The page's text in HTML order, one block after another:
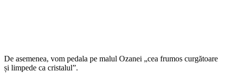
De asemenea, vom pedala pe malul Ozanei „cea frumos curgătoare
și limpede ca cristalul”.